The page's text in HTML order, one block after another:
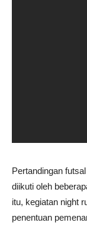
Pertandingan
diikuti oleh
itu, kegiatan night
penentuan